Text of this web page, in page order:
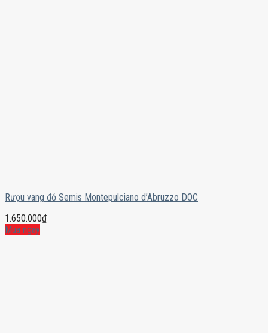
Rượu vang đỏ Semis Montepulciano d’Abruzzo DOC
1.650.000₫
Mua ngay